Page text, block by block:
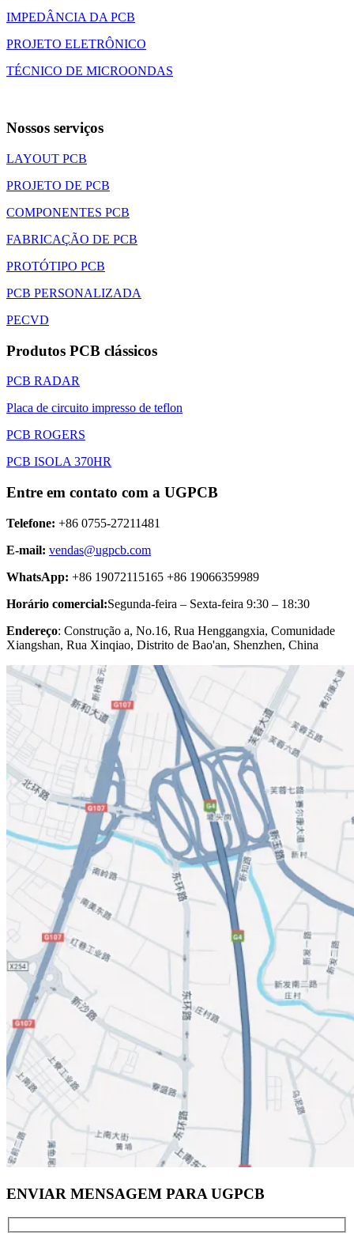
IMPEDÂNCIA DA PCB
PROJETO ELETRÔNICO
TÉCNICO DE MICROONDAS
Nossos serviços
LAYOUT PCB
PROJETO DE PCB
COMPONENTES PCB
FABRICAÇÃO DE PCB
PROTÓTIPO PCB
PCB PERSONALIZADA
PECVD
Produtos PCB clássicos
PCB RADAR
Placa de circuito impresso de teflon
PCB ROGERS
PCB ISOLA 370HR
Entre em contato com a UGPCB
Telefone: +86 0755-27211481
E-mail: vendas@ugpcb.com
WhatsApp: +86 19072115165 +86 19066359989
Horário comercial:Segunda-feira – Sexta-feira 9:30 – 18:30
Endereço: Construção a, No.16, Rua Henggangxia, Comunidade
Xiangshan, Rua Xinqiao, Distrito de Bao'an, Shenzhen, China
ENVIAR MENSAGEM PARA UGPCB